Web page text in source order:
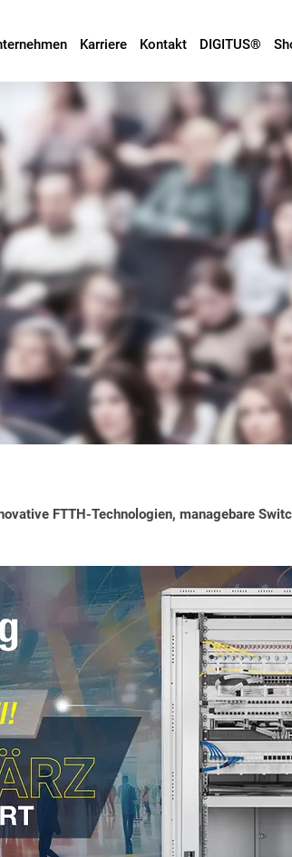
Karriere Kontakt DIGITUS®
FTTH-Technologien, managebare